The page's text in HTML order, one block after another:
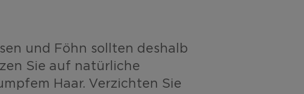
und Föhn sollten deshalb
Sie auf natürliche
Haar. Verzichten Sie